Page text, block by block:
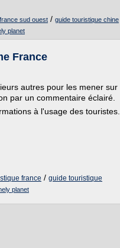
sud ouest / guide touristique chine
planet
France
autres pour les mener sur
par un commentaire éclairé.
à l'usage des touristes.
france / guide touristique
planet